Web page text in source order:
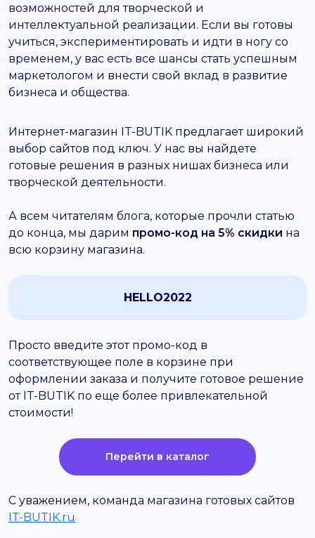
возможностей для творческой и
интеллектуальной реализации. Если вы готовы
учиться, экспериментировать и идти в ногу со
временем, у вас есть все шансы стать успешным
маркетологом и внести свой вклад в развитие
бизнеса и общества.
Интернет-магазин IT-BUTIK предлагает широкий
выбор сайтов под ключ. У нас вы найдете
готовые решения в разных нишах бизнеса или
творческой деятельности.
А всем читателям блога, которые прочли статью
до конца, мы дарим промо-код на 5% скидки на
всю корзину магазина.
HELLO2022
Просто введите этот промо-код в
соответствующее поле в корзине при
оформлении заказа и получите готовое решение
от IT-BUTIK по еще более привлекательной
стоимости!
Перейти в каталог
С уважением, команда магазина готовых сайтов
IT-BUTIK.ru